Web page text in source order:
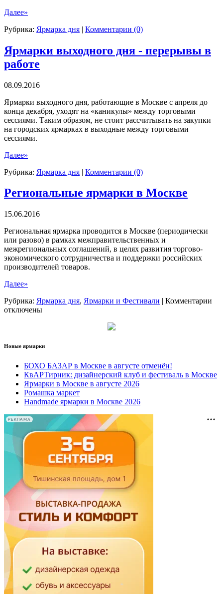
Далее»
Рубрика: Ярмарка дня | Комментарии (0)
Ярмарки выходного дня - перерывы в
работе
08.09.2016
Ярмарки выходного дня, работающие в Москве с апреля до
конца декабря, уходят на «каникулы» между торговыми
сессиями. Таким образом, не стоит рассчитывать на закупки
на городских ярмарках в выходные между торговыми
сессиями.
Далее»
Рубрика: Ярмарка дня | Комментарии (0)
Региональные ярмарки в Москве
15.06.2016
Региональная ярмарка проводится в Москве (периодически
или разово) в рамках межправительственных и
межрегиональных соглашений, в целях развития торгово-
экономического сотрудничества и поддержки российских
производителей товаров.
Далее»
Рубрика: Ярмарка дня, Ярмарки и Фестивали | Комментарии
отключены
Новые ярмарки
БОХО БАЗАР в Москве в августе отменён!
КвАРТирник: дизайнерский клуб и фестиваль в Москве
Ярмарки в Москве в августе 2026
Ромашка маркет
Handmade ярмарки в Москве 2026
РЕКЛАМА